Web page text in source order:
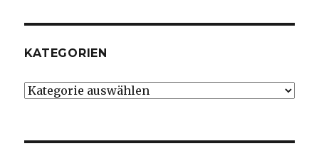
KATEGORIEN
Kategorien